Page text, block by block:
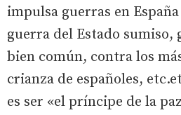
impulsa guerras en
guerra del Estado sumiso,
bien común, contra los
crianza de españoles,
es ser «el príncipe de la